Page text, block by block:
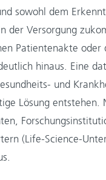
sowohl dem
der Versorgung
Patientenakte
hinaus. Eine
und
Lösung entstehen.
(Life-Science-